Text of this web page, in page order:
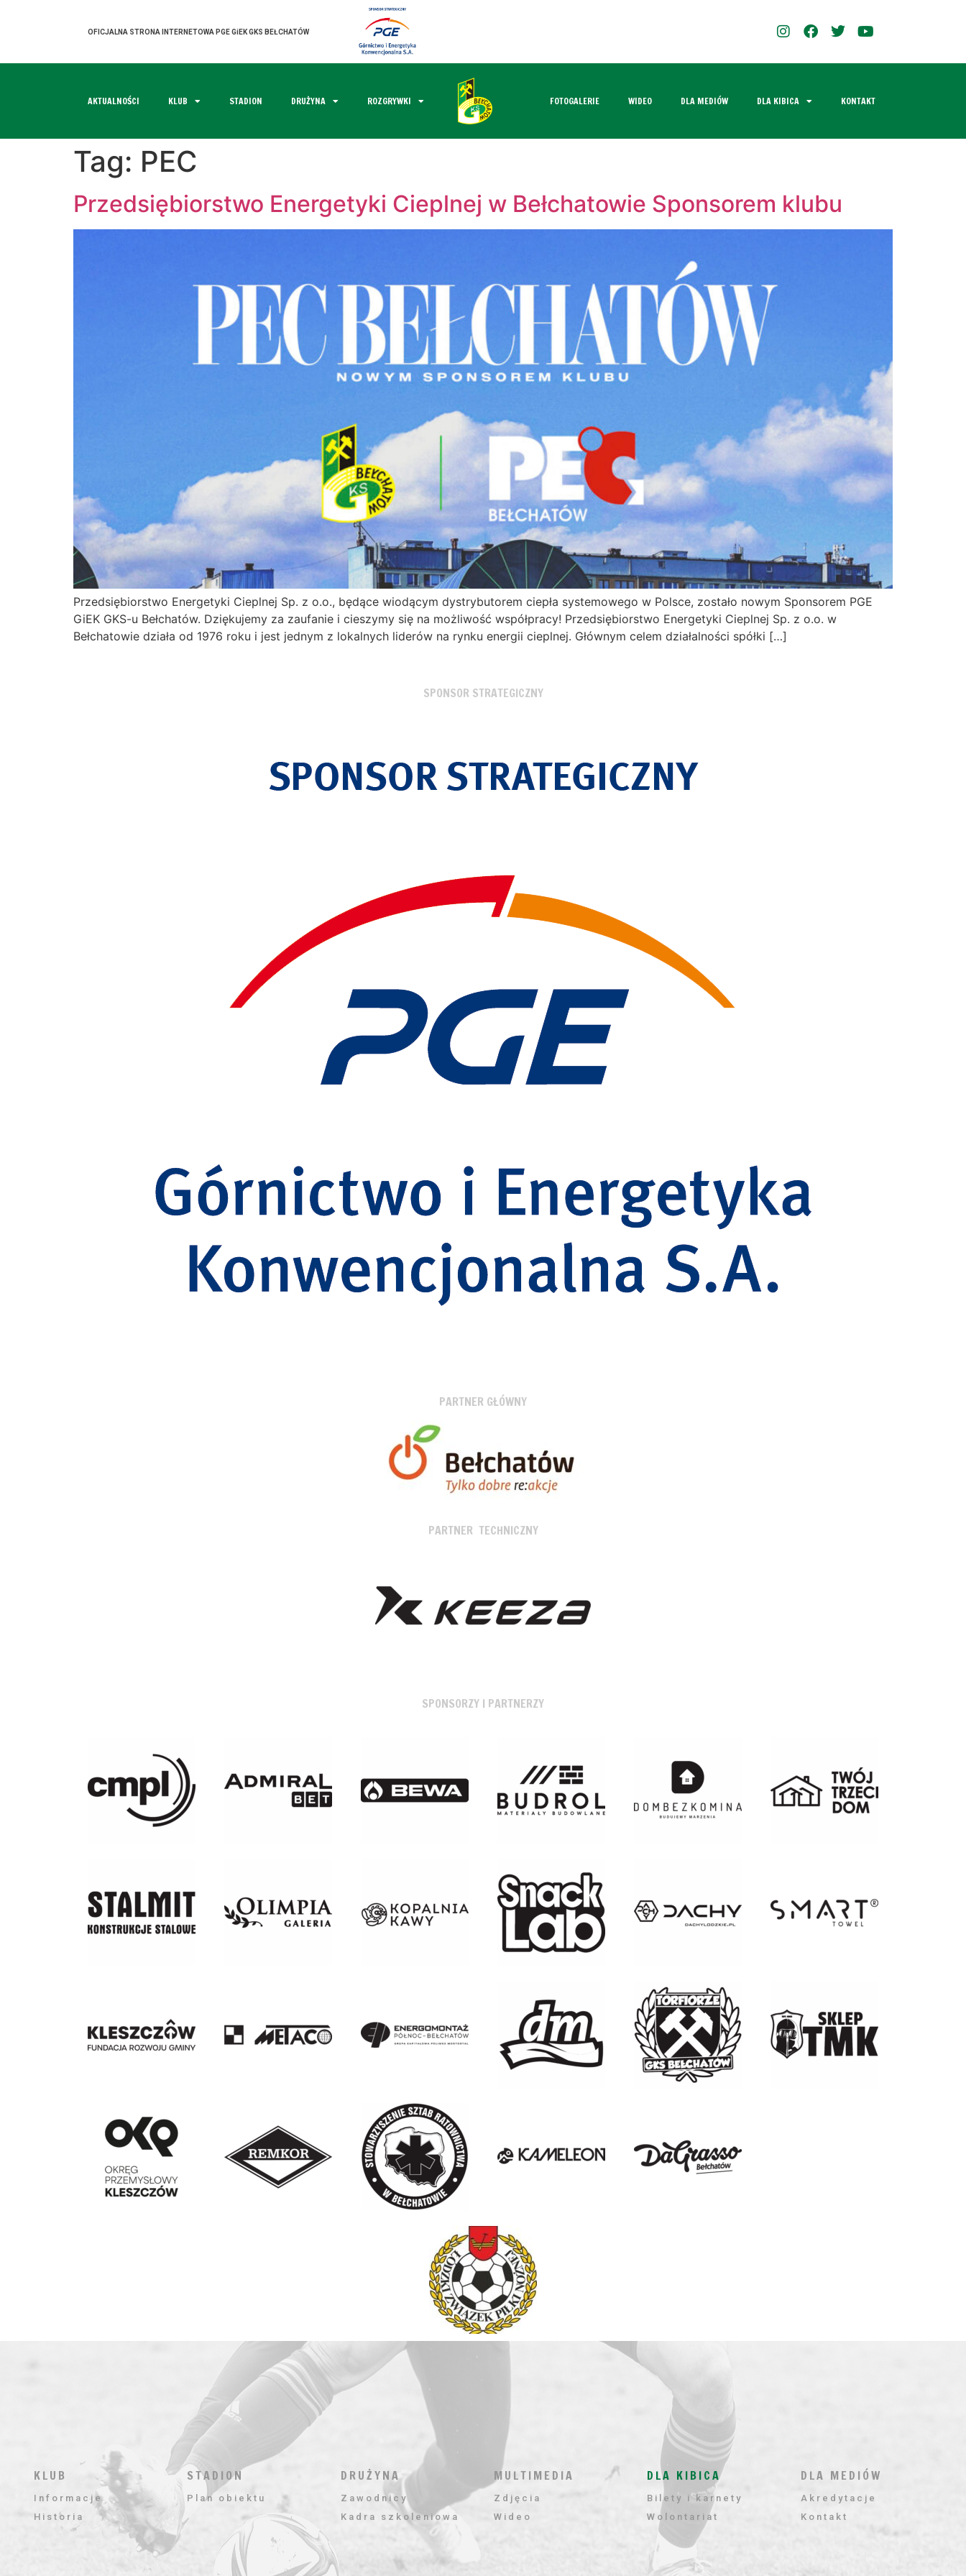
OFICJALNA STRONA INTERNETOWA PGE GiEK GKS BEŁCHATÓW
AKTUALNOŚCI KLUB STADION DRUŻYNA ROZGRYWKI FOTOGALERIE WIDEO DLA MEDIÓW DLA KIBICA KONTAKT
Tag: PEC
Przedsiębiorstwo Energetyki Cieplnej w Bełchatowie Sponsorem klubu
Przedsiębiorstwo Energetyki Cieplnej Sp. z o.o., będące wiodącym dystrybutorem ciepła systemowego w Polsce, zostało nowym Sponsorem PGE
GiEK GKS-u Bełchatów. Dziękujemy za zaufanie i cieszymy się na możliwość współpracy! Przedsiębiorstwo Energetyki Cieplnej Sp. z o.o. w
Bełchatowie działa od 1976 roku i jest jednym z lokalnych liderów na rynku energii cieplnej. Głównym celem działalności spółki […]
SPONSOR STRATEGICZNY
PARTNER GŁÓWNY
PARTNER TECHNICZNY
SPONSORZY I PARTNERZY
KLUB
Informacje
Historia
STADION
Plan obiektu
DRUŻYNA
Zawodnicy
Kadra szkoleniowa
MULTIMEDIA
Zdjęcia
Wideo
DLA KIBICA
Bilety i karnety
Wolontariat
DLA MEDIÓW
Akredytacje
Kontakt